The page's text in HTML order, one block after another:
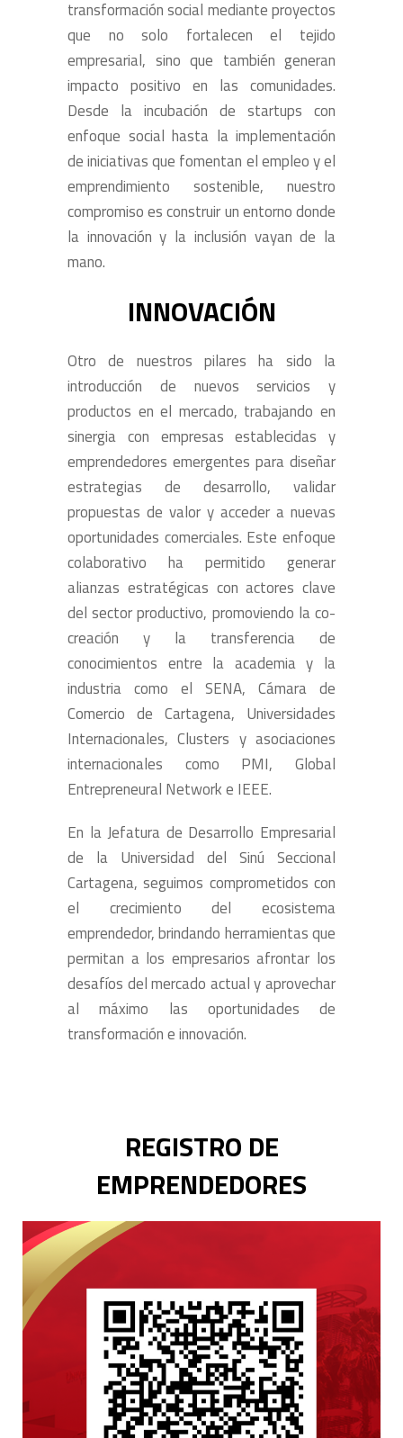
transformación social mediante proyectos
que no solo fortalecen el tejido
empresarial, sino que también generan
impacto positivo en las comunidades.
Desde la incubación de startups con
enfoque social hasta la implementación
de iniciativas que fomentan el empleo y el
emprendimiento sostenible, nuestro
compromiso es construir un entorno donde
la innovación y la inclusión vayan de la
mano.
INNOVACIÓN
Otro de nuestros pilares ha sido la
introducción de nuevos servicios y
productos en el mercado, trabajando en
sinergia con empresas establecidas y
emprendedores emergentes para diseñar
estrategias de desarrollo, validar
propuestas de valor y acceder a nuevas
oportunidades comerciales. Este enfoque
colaborativo ha permitido generar
alianzas estratégicas con actores clave
del sector productivo, promoviendo la co-
creación y la transferencia de
conocimientos entre la academia y la
industria como el SENA, Cámara de
Comercio de Cartagena, Universidades
Internacionales, Clusters y asociaciones
internacionales como PMI, Global
Entrepreneural Network e IEEE.
En la Jefatura de Desarrollo Empresarial
de la Universidad del Sinú Seccional
Cartagena, seguimos comprometidos con
el crecimiento del ecosistema
emprendedor, brindando herramientas que
permitan a los empresarios afrontar los
desafíos del mercado actual y aprovechar
al máximo las oportunidades de
transformación e innovación.
REGISTRO DE
EMPRENDEDORES